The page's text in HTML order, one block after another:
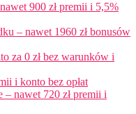
900 zł premii i 5,5%
– nawet 1960 zł bonusów
za 0 zł bez warunków i
i konto bez opłat
nawet 720 zł premii i